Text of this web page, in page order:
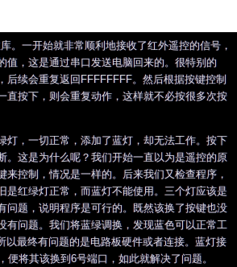
。一开始就非常顺利地接收了红外遥控的信号，
值，这是通过串口发送电脑回来的。很特别的
后续会重复返回FFFFFFFF。然后根据按键控制
直按下，则会重复动作，这样就不必按很多次按
灯，一切正常，添加了蓝灯，却无法工作。按下
。这是为什么呢？我们开始一直以为是遥控的原
来控制，情况是一样的。后来我们又检查程序，
是红绿灯正常，而蓝灯不能使用。三个灯应该是
问题，说明程序是可行的。既然该换了按键也没
有问题。我们将蓝绿调换，发现蓝色可以正常工
以最终有问题的是电路板硬件或者连接。蓝灯接
便将其该换到6号端口，如此就解决了问题。